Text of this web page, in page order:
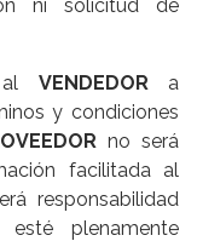
ni solicitud de
al VENDEDOR a
y condiciones
no será
facilitada al
responsabilidad
plenamente